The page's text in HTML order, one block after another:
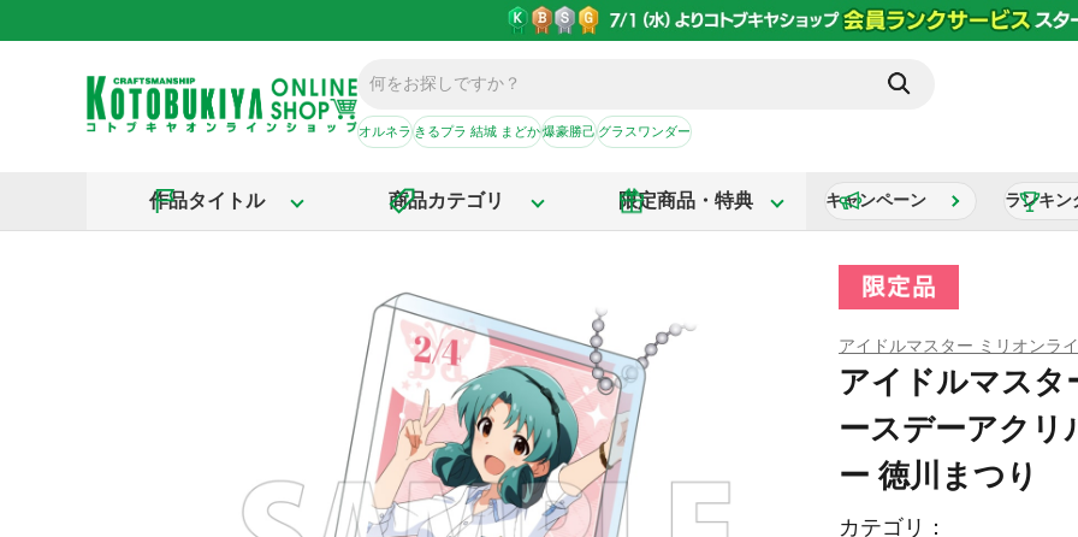
オルネラきるプラ 結城 まどか爆豪勝己グラスワンダー
作品タイトル 商品カテゴリ 限定商品・特典 キャンペーン ランキン
アイドルマスター ミリオンラ
アイドルマスタ
ースデーアクリ
ー 徳川まつり
カテゴリ：